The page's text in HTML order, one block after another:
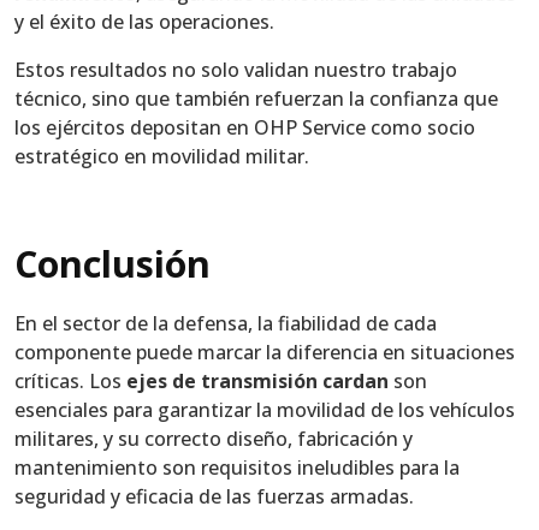
y el éxito de las operaciones.
Estos resultados no solo validan nuestro trabajo
técnico, sino que también refuerzan la confianza que
los ejércitos depositan en OHP Service como socio
estratégico en movilidad militar.
Conclusión
En el sector de la defensa, la fiabilidad de cada
componente puede marcar la diferencia en situaciones
críticas. Los ejes de transmisión cardan son
esenciales para garantizar la movilidad de los vehículos
militares, y su correcto diseño, fabricación y
mantenimiento son requisitos ineludibles para la
seguridad y eficacia de las fuerzas armadas.